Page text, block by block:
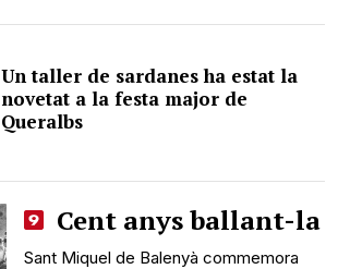
Un taller de sardanes ha estat la
novetat a la festa major de
Queralbs
Cent anys ballant-la
Sant Miquel de Balenyà commemora